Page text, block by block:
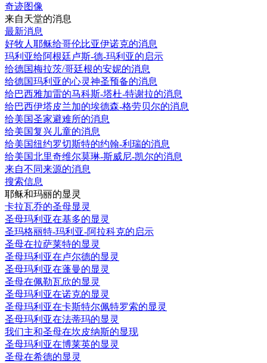
奇迹图像
来自天堂的消息
最新消息
好牧人耶稣给哥伦比亚伊诺克的消息
玛利亚给阿根廷卢斯-德-玛利亚的启示
给德国梅拉茨/哥廷根的安妮的消息
给德国玛利亚的心灵神圣预备的消息
给巴西雅加雷的马科斯-塔杜-特谢拉的消息
给巴西伊塔皮兰加的埃德森-格劳贝尔的消息
给美国圣家避难所的消息
给美国复兴儿童的消息
给美国纽约罗切斯特的约翰-利瑞的消息
给美国北里奇维尔莫琳-斯威尼-凯尔的消息
来自不同来源的消息
搜索信息
耶稣和玛丽的显灵
卡拉瓦乔的圣母显灵
圣母玛利亚在基多的显灵
圣玛格丽特-玛利亚-阿拉科克的启示
圣母在拉萨莱特的显灵
圣母玛利亚在卢尔德的显灵
圣母玛利亚在蓬曼的显灵
圣母在佩勒瓦欣的显灵
圣母玛利亚在诺克的显灵
圣母玛利亚在卡斯特尔佩特罗索的显灵
圣母玛利亚在法蒂玛的显灵
我们主和圣母在坎皮纳斯的显现
圣母玛利亚在博莱英的显灵
圣母在希德的显灵